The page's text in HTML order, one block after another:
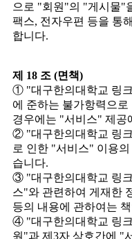
으로 "회원"의 "게시물"
팩스, 전자우편 등을 통
합니다.
제 18 조 (면책)
① "대구한의대학교 링크
에 준하는 불가항력으
경우에는 "서비스" 제공
② "대구한의대학교 링
로 인한 "서비스" 이용
습니다.
③ "대구한의대학교 링
스"와 관련하여 게재한
등의 내용에 관하여는
④ "대구한의대학교 링
원"과 제3자 상호간에 "